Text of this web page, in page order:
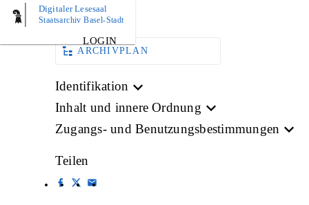
Digitaler Lesesaal
Staatsarchiv Basel-Stadt
LOGIN
BILD
ARCHIVPLAN
Identifikation
Inhalt und innere Ordnung
Zugangs- und Benutzungsbestimmungen
Teilen